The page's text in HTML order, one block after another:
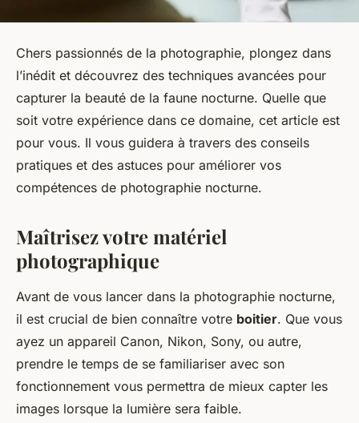
Chers passionnés de la photographie, plongez dans
l’inédit et découvrez des techniques avancées pour
capturer la beauté de la faune nocturne. Quelle que
soit votre expérience dans ce domaine, cet article est
pour vous. Il vous guidera à travers des conseils
pratiques et des astuces pour améliorer vos
compétences de photographie nocturne.
Maîtrisez votre matériel
photographique
Avant de vous lancer dans la photographie nocturne,
il est crucial de bien connaître votre boitier. Que vous
ayez un appareil Canon, Nikon, Sony, ou autre,
prendre le temps de se familiariser avec son
fonctionnement vous permettra de mieux capter les
images lorsque la lumière sera faible.